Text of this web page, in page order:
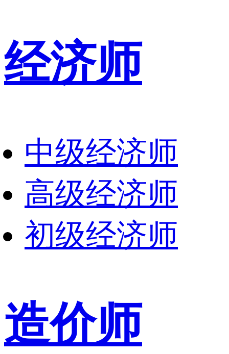
经济师
中级经济师
高级经济师
初级经济师
造价师